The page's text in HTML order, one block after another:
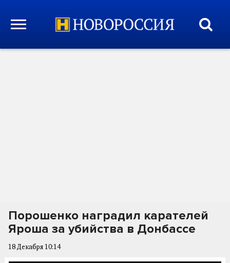
Порошенко наградил карателей
Яроша за убийства в Донбассе
18 Декабря 10:14